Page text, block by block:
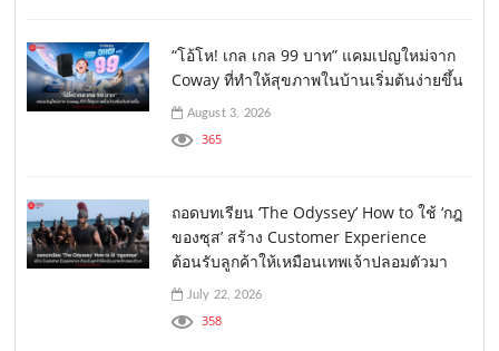
“โอ้โห! เกล เกล 99 บาท” แคมเปญใหม่จาก
Coway ที่ทำให้สุขภาพในบ้านเริ่มต้นง่ายขึ้น
August 3, 2026
365
ถอดบทเรียน ‘The Odyssey’ How to ใช้ ‘กฎ
ของซุส’ สร้าง Customer Experience
ต้อนรับลูกค้าให้เหมือนเทพเจ้าปลอมตัวมา
July 22, 2026
358